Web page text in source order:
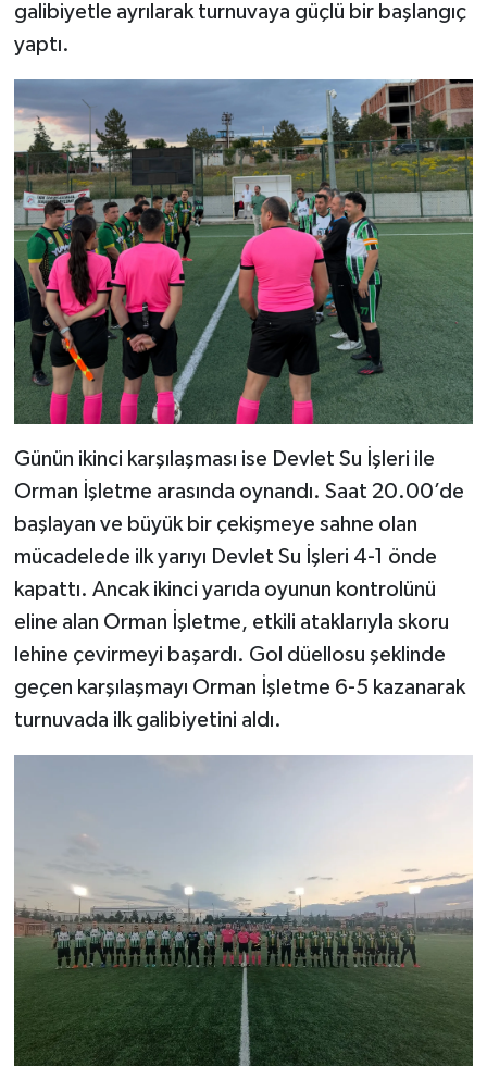
galibiyetle ayrılarak turnuvaya güçlü bir başlangıç
yaptı.
Günün ikinci karşılaşması ise Devlet Su İşleri ile
Orman İşletme arasında oynandı. Saat 20.00’de
başlayan ve büyük bir çekişmeye sahne olan
mücadelede ilk yarıyı Devlet Su İşleri 4-1 önde
kapattı. Ancak ikinci yarıda oyunun kontrolünü
eline alan Orman İşletme, etkili ataklarıyla skoru
lehine çevirmeyi başardı. Gol düellosu şeklinde
geçen karşılaşmayı Orman İşletme 6-5 kazanarak
turnuvada ilk galibiyetini aldı.